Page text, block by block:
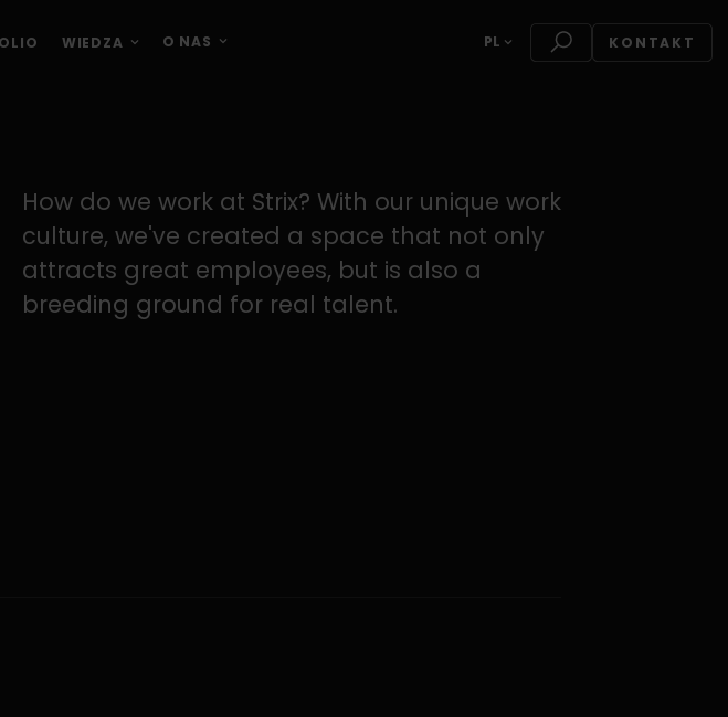
WIEDZA O NAS PL KONTAKT
How do we work at Strix? With our unique work
culture, we've created a space that not only
attracts great employees, but is also a
breeding ground for real talent.